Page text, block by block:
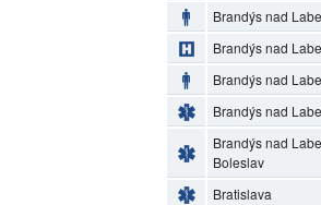
Brandýs nad
Brandýs nad
Brandýs nad
Brandýs nad
Brandýs nad
Boleslav
Bratislava